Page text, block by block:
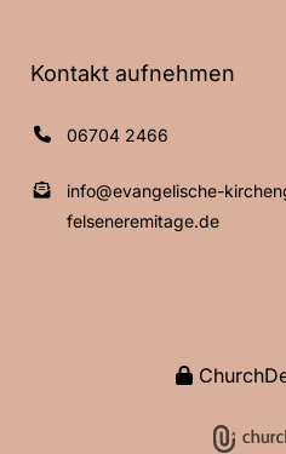
Kontakt aufnehmen
06704 2466
info@evangelische-
felseneremitage.de